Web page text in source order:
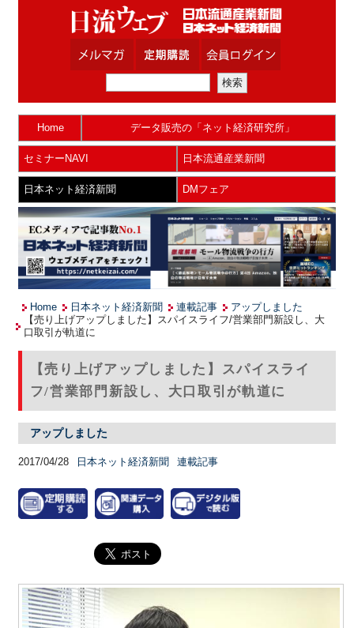
Home データ販売の「ネット経済研究所」
セミナーNAVI 日本流通産業新聞
日本ネット経済新聞 DMフェア
Home 日本ネット経済新聞 連載記事
アップしました
【売り上げアップしました】スパイスライフ/営業部門新設し、大
口取引が軌道に
【売り上げアップしました】スパイスライ
フ/営業部門新設し、大口取引が軌道に
アップしました
2017/04/28 日本ネット経済新聞 連載記事